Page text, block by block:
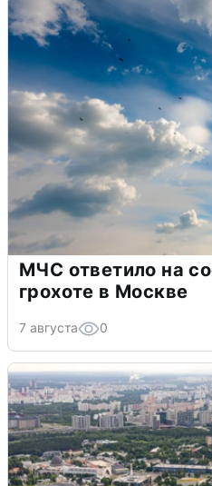
МЧС ответило на
грохоте в Москве
7 августа 0